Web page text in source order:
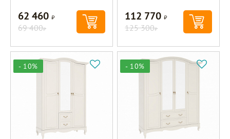
62 460Р
69 400Р
112 770Р
125 300Р
- 10% - 10%